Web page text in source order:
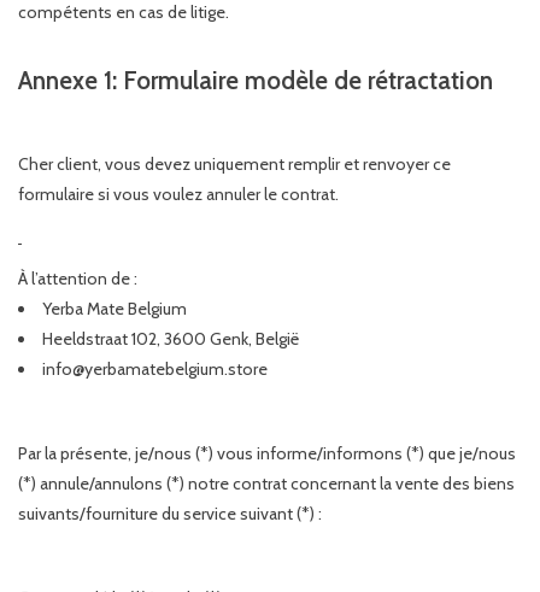
compétents en cas de litige.
Annexe 1: Formulaire modèle de rétractation
Cher client, vous devez uniquement remplir et renvoyer ce
formulaire si vous voulez annuler le contrat.
À l’attention de :
Yerba Mate Belgium
Heeldstraat 102, 3600 Genk, België
info@yerbamatebelgium.store
Par la présente, je/nous (*) vous informe/informons (*) que je/nous
(*) annule/annulons (*) notre contrat concernant la vente des biens
suivants/fourniture du service suivant (*) :